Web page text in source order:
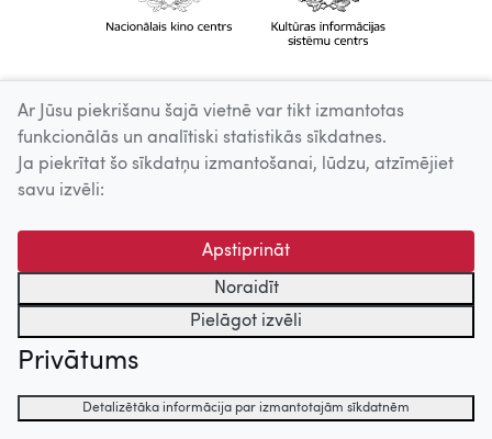
Ar Jūsu piekrišanu šajā vietnē var tikt izmantotas
funkcionālās un analītiski statistikās sīkdatnes.
Ja piekrītat šo sīkdatņu izmantošanai, lūdzu, atzīmējiet
savu izvēli:
Apstiprināt
Noraidīt
Pielāgot izvēli
Privātums
Detalizētāka informācija par izmantotajām sīkdatnēm